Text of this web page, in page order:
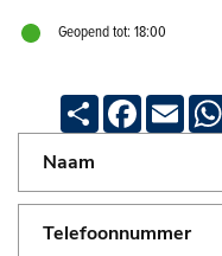
Geopend tot: 18:00
Deel Facebook
Email